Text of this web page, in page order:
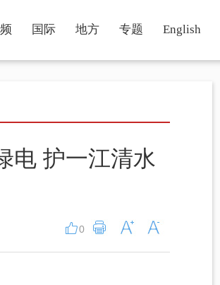
国际 地方 专题 English
电 护一江清水
0